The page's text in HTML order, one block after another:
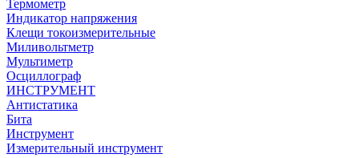
Термометр
Индикатор напряжения
Клещи токоизмерительные
Миливольтметр
Мультиметр
Осциллограф
ИНСТРУМЕНТ
Антистатика
Бита
Инструмент
Измерительный инструмент